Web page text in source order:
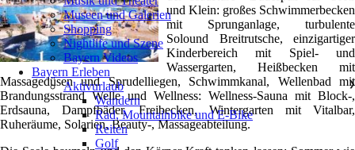
und Klein: großes Schwimmerbecken
mit Sprunganlage, turbulente
Solound Breitrutsche, einzigartiger
Kinderbereich mit Spiel- und
Wassergarten, Heißbecken mit
Massagedüsen und Sprudelliegen, Schwimmkanal, Wellenbad mit
Brandungsstrand Welle und Wellness: Wellness-Sauna mit Block-,
Erdsauna, Dampfbäder, Freibecken, Wintergarten mit Vitalbar,
Ruheräume, Solarien, Beauty-, Massageabteilung.
Museen und Galerien
Shopping
Nightlife und Szene
Bayern Videos
Bayern Erleben
Aktivurlaub
❯
Wandern
Rad, Mountainbike und E-Bike
Reiten
Golf